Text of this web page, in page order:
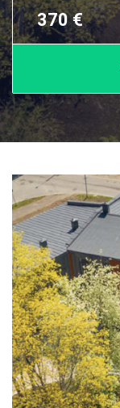
370 €